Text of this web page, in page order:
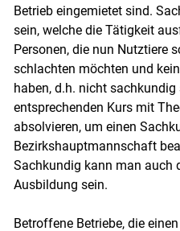
Betrieb eingemietet sind.
sein, welche die Tätigkeit
Personen, die nun Nutztiere
schlachten möchten und
haben, d.h. nicht sachkundig
entsprechenden Kurs mit
absolvieren, um einen
Bezirkshauptmannschaft
Sachkundig kann man auch
Ausbildung sein.
Betroffene Betriebe, die